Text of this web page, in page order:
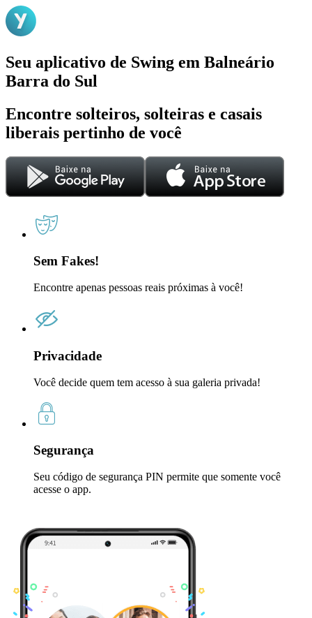
Seu aplicativo de Swing em Balneário
Barra do Sul
Encontre solteiros, solteiras e casais
liberais pertinho de você
Sem Fakes!
Encontre apenas pessoas reais próximas à você!
Privacidade
Você decide quem tem acesso à sua galeria privada!
Segurança
Seu código de segurança PIN permite que somente você
acesse o app.